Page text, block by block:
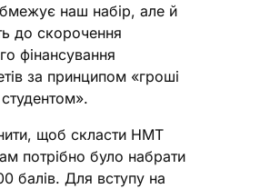
наш набір, але й
до скорочення
фінансування
за принципом «гроші
щоб скласти НМТ
потрібно було набрати
балів. Для вступу на